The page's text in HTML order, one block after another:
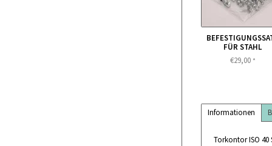
FÜR STAHL
€29,00 *
Informationen
Torkontor ISO